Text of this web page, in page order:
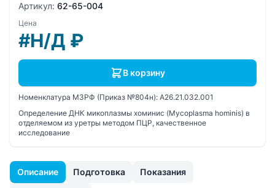
Описание Подготовка Показания
Артикул: 62-65-004
Цена
#Н/Д ₽
В корзину
Номенклатура МЗРФ (Приказ №804н): A26.21.032.001
Определение ДНК микоплазмы хоминис (Mycoplasma hominis) в
отделяемом из уретры методом ПЦР, качественное
исследование